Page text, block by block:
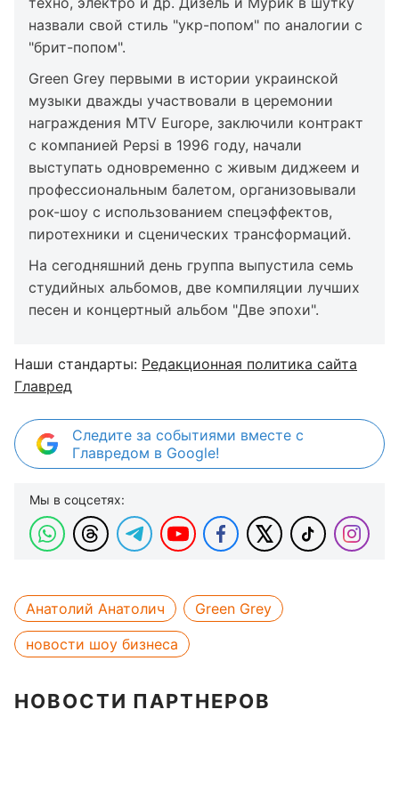
назвали свой стиль "укр-попом" по аналогии с
"брит-попом".
Green Grey первыми в истории украинской
музыки дважды участвовали в церемонии
награждения MTV Europe, заключили контракт
с компанией Pepsi в 1996 году, начали
выступать одновременно с живым диджеем и
профессиональным балетом, организовывали
рок-шоу с использованием спецэффектов,
пиротехники и сценических трансформаций.
На сегодняшний день группа выпустила семь
студийных альбомов, две компиляции лучших
песен и концертный альбом "Две эпохи".
Наши стандарты: Редакционная политика сайта
Главред
Следите за событиями вместе с
Главредом в Google!
Мы в соцсетях:
Анатолий Анатолич
Green Grey
новости шоу бизнеса
НОВОСТИ ПАРТНЕРОВ